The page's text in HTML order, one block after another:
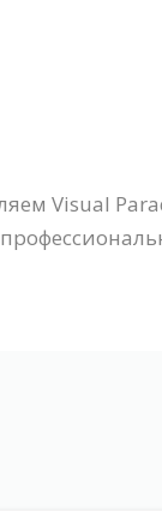
Visual